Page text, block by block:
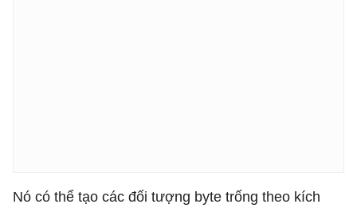
Nó có thể tạo các đối tượng byte trống theo kích